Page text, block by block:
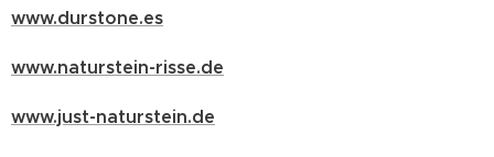
www.durstone.es
www.naturstein-risse.de
www.just-naturstein.de